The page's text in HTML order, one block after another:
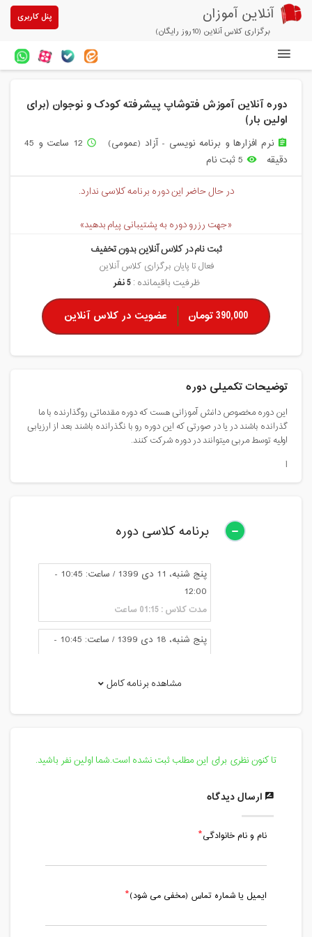
آنلاین آموزان
برگزاری کلاس آنلاین (10روز رایگان)
پنل کاربری
آزمون های آنلاین
مقالات آنلاین آموزان
خرید سرویس کلاس آنلاین
پیشنهادهای ویژه
تخفیفهای مشارکتی
درباره ما
دوره آنلاین آموزش فتوشاپ پیشرفته کودک و نوجوان (برای
اولین بار)
assignment نرم افزارها و برنامه نویسی - آزاد (عمومی) access_time
12 ساعت و 45
دقیقه
remove_red_eye 5 ثبت نام
در حال حاضر این دوره برنامه کلاسی ندارد.
«جهت رزرو دوره به پشتیبانی پیام بدهید»
ثبت نام در کلاس آنلاین بدون تخفیف
فعال تا پایان برگزاری کلاس آنلاین
ظرفیت باقیمانده :5 نفر
390,000 تومان عضویت در کلاس آنلاین
توضیحات تکمیلی دوره
این دوره مخصوص دانش آموزانی هست که دوره مقدماتی روگذارنده با ما
گذرانده باشند در یا در صورتی که این دوره رو با نگذرانده باشند بعد از ارزیابی
اولیه توسط مربی میتوانند در دوره شرکت کنند.
ا
برنامه کلاسی دوره
پنج شنبه، 11 دی 1399 / ساعت: 10:45 -
12:00
مدت کلاس : 01:15 ساعت
پنج شنبه، 18 دی 1399 / ساعت: 10:45 -
مدت کلاس : 01:15 ساعت
مدت کلاس : 01:15 ساعت
مشاهده برنامه کامل
تا کنون نظری برای این مطلب ثبت نشده است.شما اولین نفر باشید.
ارسال دیدگاه
نام و نام خانوادگی
ایمیل یا شماره تماس (مخفی می شود)